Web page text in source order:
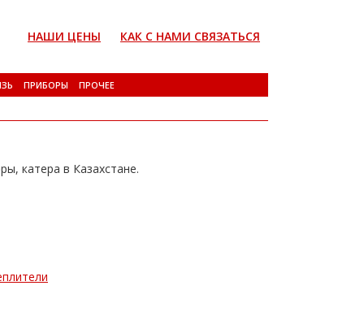
НАШИ ЦЕНЫ КАК С НАМИ СВЯЗАТЬСЯ
ПРИБОРЫ ПРОЧЕЕ
катера в Казахстане.